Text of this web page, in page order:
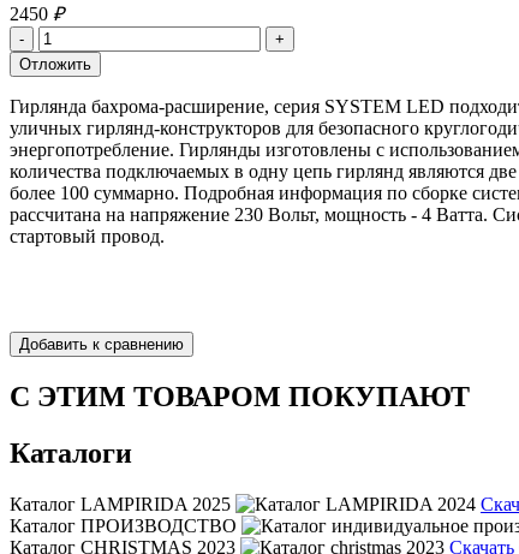
2450 ₽
Гирлянда бахрома-расширение, серия SYSTEM LED
уличных гирлянд-конструкторов для безопасного
энергопотребление. Гирлянды изготовлены с
количества подключаемых в одну цепь гирлянд являются
более 100 суммарно. Подробная информация по сборке
рассчитана на напряжение 230 Вольт, мощность - 4 Ватта.
стартовый провод.
С ЭТИМ ТОВАРОМ ПОКУПАЮТ
Каталоги
Каталог LAMPIRIDA 2025
Каталог ПРОИЗВОДСТВО
Каталог CHRISTMAS 2023
Скачать